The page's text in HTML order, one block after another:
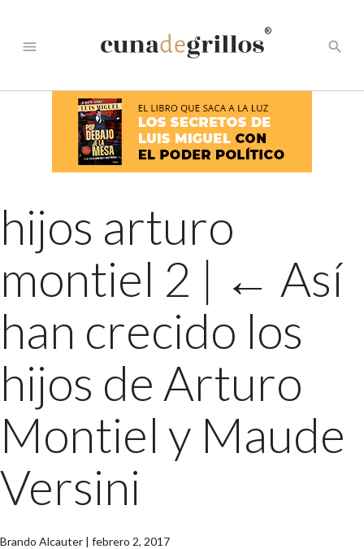
menu
®
search
hijos arturo
montiel 2 | ← Así
han crecido los
hijos de Arturo
Montiel y Maude
Versini
Brando Alcauter | febrero 2, 2017